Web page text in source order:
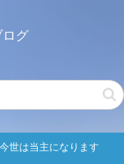
ログ
世は当主になります